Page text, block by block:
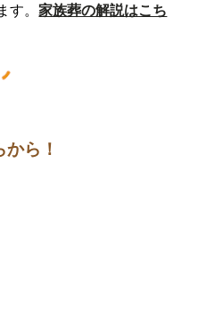
す。家族葬の解説はこち
から ！